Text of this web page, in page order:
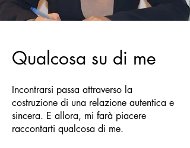
Qualcosa su di me
Incontrarsi passa attraverso la
costruzione di una relazione autentica e
sincera. E allora, mi farà piacere
raccontarti qualcosa di me.